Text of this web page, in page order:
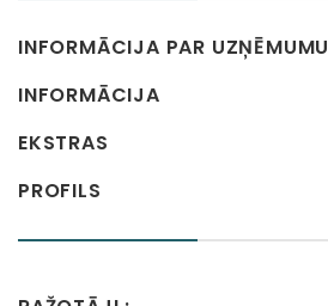
INFORMĀCIJA PAR UZŅĒMUMU
INFORMĀCIJA
EKSTRAS
PROFILS